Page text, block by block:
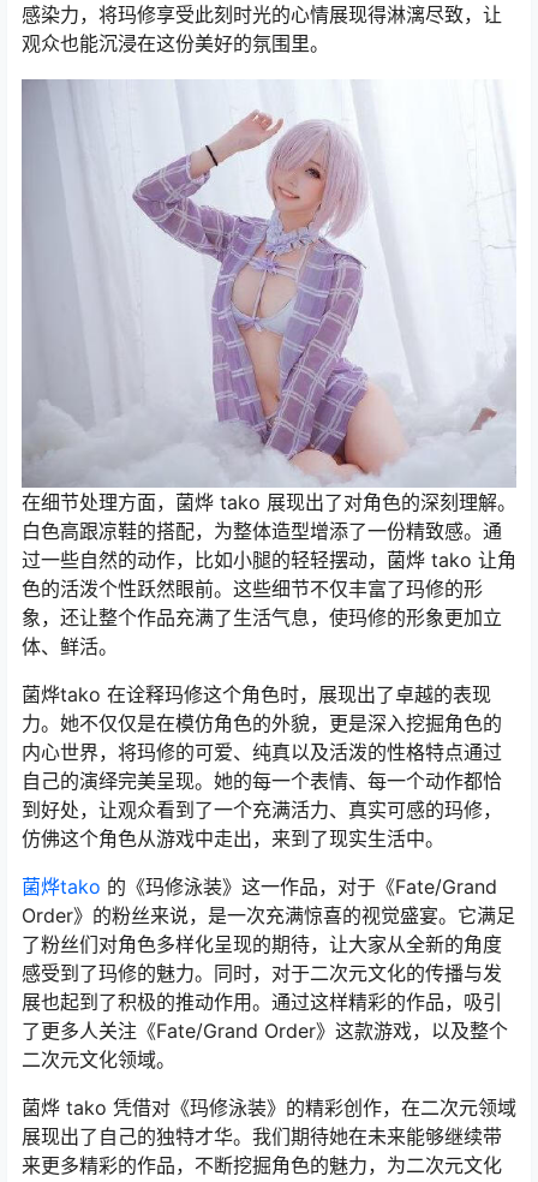
感染力，将玛修享受此刻时光的心情展现得淋漓尽致，让
观众也能沉浸在这份美好的氛围里。
在细节处理方面，菌烨 tako 展现出了对角色的深刻理解。
白色高跟凉鞋的搭配，为整体造型增添了一份精致感。通
过一些自然的动作，比如小腿的轻轻摆动，菌烨 tako 让角
色的活泼个性跃然眼前。这些细节不仅丰富了玛修的形
象，还让整个作品充满了生活气息，使玛修的形象更加立
体、鲜活。
菌烨tako 在诠释玛修这个角色时，展现出了卓越的表现
力。她不仅仅是在模仿角色的外貌，更是深入挖掘角色的
内心世界，将玛修的可爱、纯真以及活泼的性格特点通过
自己的演绎完美呈现。她的每一个表情、每一个动作都恰
到好处，让观众看到了一个充满活力、真实可感的玛修，
仿佛这个角色从游戏中走出，来到了现实生活中。
菌烨tako 的《玛修泳装》这一作品，对于《Fate/Grand
Order》的粉丝来说，是一次充满惊喜的视觉盛宴。它满足
了粉丝们对角色多样化呈现的期待，让大家从全新的角度
感受到了玛修的魅力。同时，对于二次元文化的传播与发
展也起到了积极的推动作用。通过这样精彩的作品，吸引
了更多人关注《Fate/Grand Order》这款游戏，以及整个
二次元文化领域。
菌烨 tako 凭借对《玛修泳装》的精彩创作，在二次元领域
展现出了自己的独特才华。我们期待她在未来能够继续带
来更多精彩的作品，不断挖掘角色的魅力，为二次元文化